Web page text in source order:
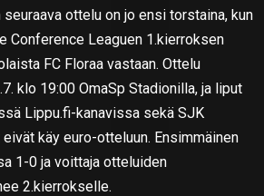
seuraava ottelu on jo ensi torstaina, kun
Conference Leaguen 1.kierroksen
FC Floraa vastaan. Ottelu
klo 19:00 OmaSp Stadionilla, ja liput
Lippu.fi-kanavissa sekä SJK
käy euro-otteluun. Ensimmäinen
1-0 ja voittaja otteluiden
2.kierrokselle.